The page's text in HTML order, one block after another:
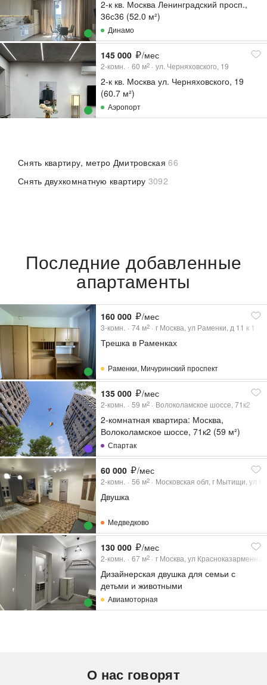
2-к кв. Москва Ленинградский просп.,
36с36 (52.0 м²)
Динамо
145 000 /мес
2-комн. 60 м2 ул. Черняховского, 19
2-к кв. Москва ул. Черняховского, 19
(60.7 м²)
Аэропорт
Снять квартиру, метро Дмитровская 66
Снять двухкомнатную квартиру 3092
Последние добавленные
апартаменты
160 000 /мес
3-комн. 74 м2 г Москва, ул Раменки, д 11 к 1
Трешка в Раменках
Раменки, Мичуринский проспект
135 000 /мес
2-комн. 59 м2 Волоколамское шоссе, 71к2
2-комнатная квартира: Москва,
Волоколамское шоссе, 71к2 (59 м²)
Спартак
60 000 /мес
2-комн. 56 м2 Московская обл, г Мытищи, ул
Двушка
Медведково
130 000 /мес
2-комн. 67 м2 г Москва, ул
Дизайнерская двушка для семьи с
детьми и животными
Авиамоторная
О нас говорят